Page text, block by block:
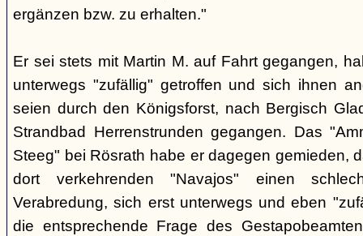
ergänzen bzw. zu erhalten."
Er sei stets mit Martin M. auf Fahrt gegangen,
unterwegs "zufällig" getroffen und sich ihnen
seien durch den Königsforst, nach Bergisch
Strandbad Herrenstrunden gegangen. Das
Steeg" bei Rösrath habe er dagegen gemieden,
dort verkehrenden "Navajos" einen
Verabredung, sich erst unterwegs und eben
die entsprechende Frage des